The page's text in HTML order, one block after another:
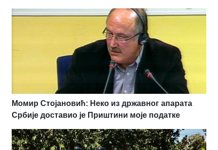
Момир Стојановић: Неко из државног апарата
Србије доставио је Приштини моје податке